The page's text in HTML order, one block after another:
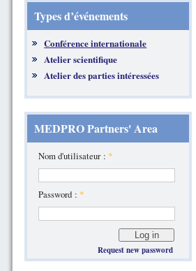
Types d’événements
Conférence internationale
Atelier scientifique
Atelier des parties intéressées
MEDPRO Partners' Area
Nom d'utilisateur : *
Password : *
Request new password